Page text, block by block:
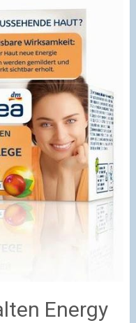
Energy